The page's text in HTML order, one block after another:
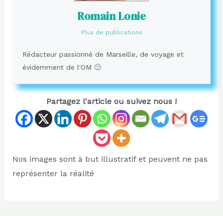
Romain Lonie
Plus de publications
Rédacteur passionné de Marseille, de voyage et
évidemment de l'OM 🙂
Partagez l'article ou suivez nous !
Nos images sont à but illustratif et peuvent ne pas
représenter la réalité